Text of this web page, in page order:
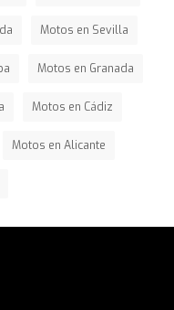
Motos en Sevilla
Motos en Granada
Motos en Cádiz
Motos en Alicante